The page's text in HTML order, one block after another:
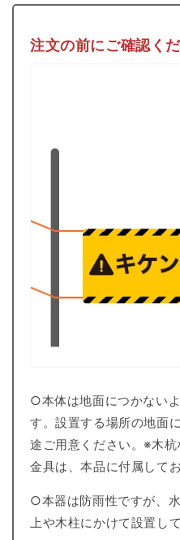
注文の前にご確認く
○本体は地面につかない
す。設置する場所の地面
途ご用意ください。※木
金具は、本品に付属してお
○本器は防雨性ですが、
上や木柱にかけて設置し